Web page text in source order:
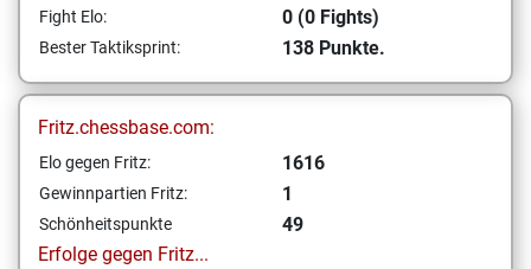
Fight Elo: 0 (0 Fights)
Bester Taktiksprint: 138 Punkte.
Fritz.chessbase.com:
Elo gegen Fritz: 1616
Gewinnpartien Fritz: 1
Schönheitspunkte
49
Erfolge gegen Fritz...